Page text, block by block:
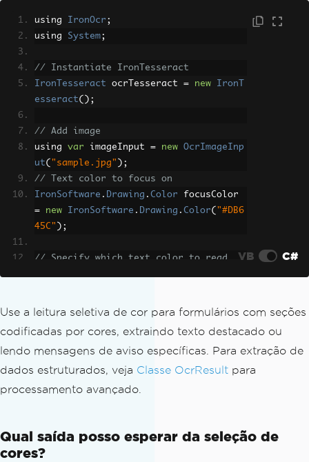
using IronOcr ;
using System;
// Instantiate IronTesseract
IronTesseract ocrTesseract = new
IronT
esseract();
// Add image
using var imageInput = new
OcrImageInp
ut( "sample.jpg" );
// Text color to focus on
IronSoftware . Drawing . Color
=
new IronSoftware . Drawing . Color( "#DB6
45C" );
// Specify which text color to read
OcrResult
ocrResult = ocrTesseract. Rea
d (imageInput);
// Output result to console
VB C#
Use a leitura seletiva de cor para formulários com seções
codificadas por cores, extraindo texto destacado ou
lendo mensagens de aviso específicas. Para extração de
dados estruturados, veja Classe OcrResult para
processamento avançado.
Qual saída posso esperar da seleção de
cores?